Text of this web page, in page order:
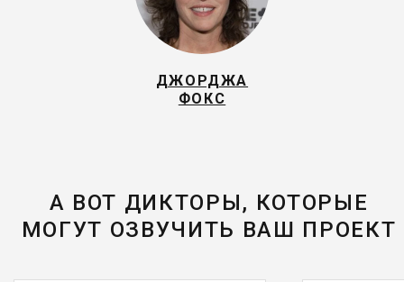
ДЖОРДЖА
ФОКС
А ВОТ ДИКТОРЫ, КОТОРЫЕ
МОГУТ ОЗВУЧИТЬ ВАШ ПРОЕКТ